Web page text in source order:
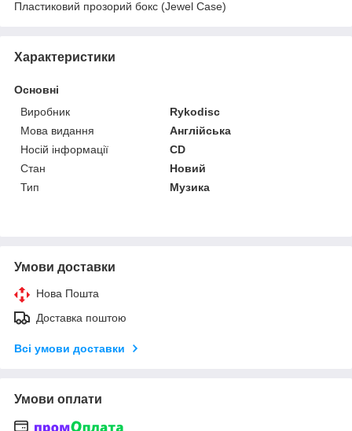
Пластиковий прозорий бокс (Jewel Case)
Характеристики
Основні
Виробник
Rykodisc
Мова видання
Англійська
Носій інформації
CD
Стан
Новий
Тип
Музика
Умови доставки
Нова Пошта
Доставка поштою
Всі умови доставки
Умови оплати